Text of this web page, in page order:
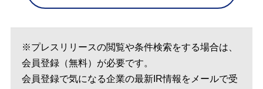
※プレスリリースの閲覧や条件検索をする場合は、
会員登録（無料）が必要です。
会員登録で気になる企業の最新IR情報をメールで受